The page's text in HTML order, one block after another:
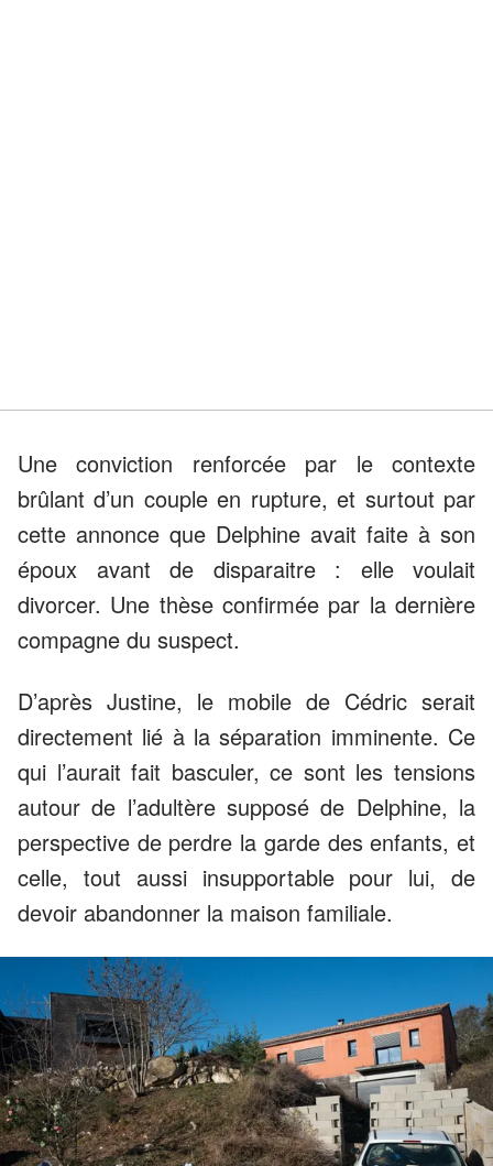
Une conviction renforcée par le contexte
brûlant d’un couple en rupture, et surtout par
cette annonce que Delphine avait faite à son
époux avant de disparaitre : elle voulait
divorcer. Une thèse confirmée par la dernière
compagne du suspect.
D’après Justine, le mobile de Cédric serait
directement lié à la séparation imminente. Ce
qui l’aurait fait basculer, ce sont les tensions
autour de l’adultère supposé de Delphine, la
perspective de perdre la garde des enfants, et
celle, tout aussi insupportable pour lui, de
devoir abandonner la maison familiale.